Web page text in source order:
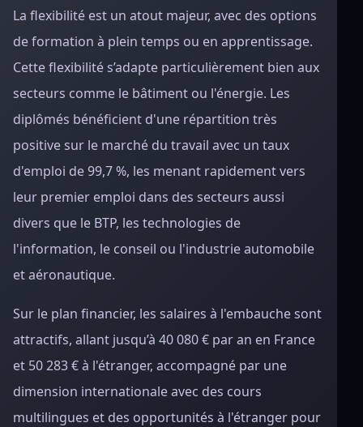
La flexibilité est un atout majeur, avec des options
de formation à plein temps ou en apprentissage.
Cette flexibilité s’adapte particulièrement bien aux
secteurs comme le bâtiment ou l'énergie. Les
diplômés bénéficient d'une répartition très
positive sur le marché du travail avec un taux
d'emploi de 99,7 %, les menant rapidement vers
leur premier emploi dans des secteurs aussi
divers que le BTP, les technologies de
l'information, le conseil ou l'industrie automobile
et aéronautique.
Sur le plan financier, les salaires à l'embauche sont
attractifs, allant jusqu’à 40 080 € par an en France
et 50 283 € à l'étranger, accompagné par une
dimension internationale avec des cours
multilingues et des opportunités à l'étranger pour